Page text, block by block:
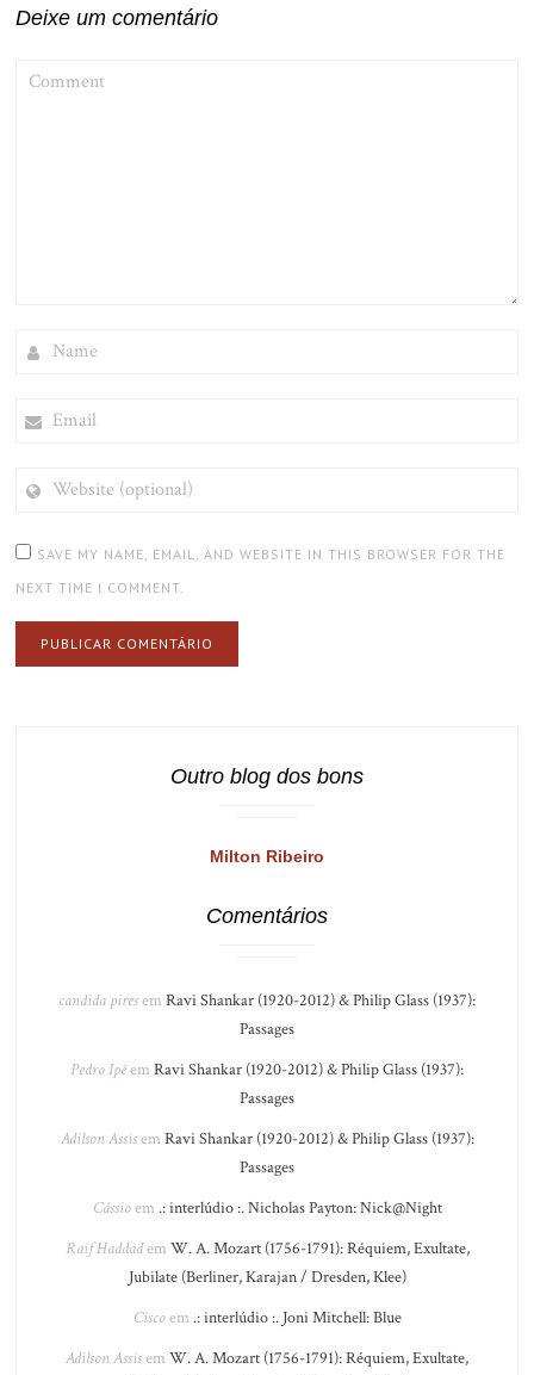
Deixe um comentário
(OPTIONAL)
SAVE MY NAME, EMAIL, AND WEBSITE IN THIS BROWSER FOR THE
NEXT TIME I COMMENT.
Outro blog dos bons
Milton Ribeiro
Comentários
candida piresem Ravi Shankar (1920-2012) & Philip Glass (1937):
Passages
Pedro Ipêem Ravi Shankar (1920-2012) & Philip Glass (1937):
Passages
Adilson Assisem Ravi Shankar (1920-2012) & Philip Glass (1937):
Passages
Cássioem .: interlúdio :. Nicholas Payton: Nick@Night
Raif Haddadem W. A. Mozart (1756-1791): Réquiem, Exultate,
Jubilate (Berliner, Karajan / Dresden, Klee)
Ciscoem .: interlúdio :. Joni Mitchell: Blue
Adilson Assisem W. A. Mozart (1756-1791): Réquiem, Exultate,